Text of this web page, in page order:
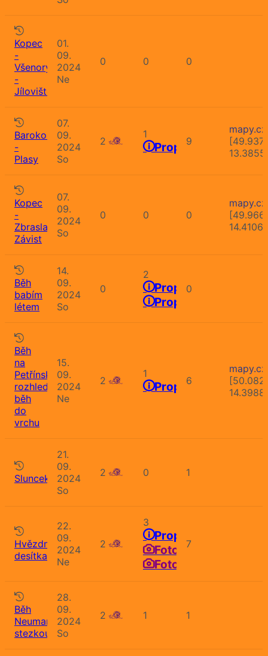
Kopec
-
Všenory
-
Jíloviště
01.
09.
2024
Ne
0 0 0
Barokomaraton
-
Plasy
07.
09.
2024
So
2
1
Propozice
9
Kopec
-
Zbraslavská
Závist
07.
09.
2024
So
0 0 0
Běh
babím
létem
14.
09.
2024
So
0
2
Propozice
Propozice
0
Běh
na
Petřínskou
rozhlednu,
běh
do
vrchu
15.
09.
2024
Ne
2
1
Propozice
6
Sluncekros
21.
09.
2024
So
2 0 1
Hvězdná
desítka
22.
09.
2024
Ne
2
3
Propozice
Fotografie
Fotografie
7
Běh
Neumannovou
stezkou
28.
09.
2024
So
2 1 1